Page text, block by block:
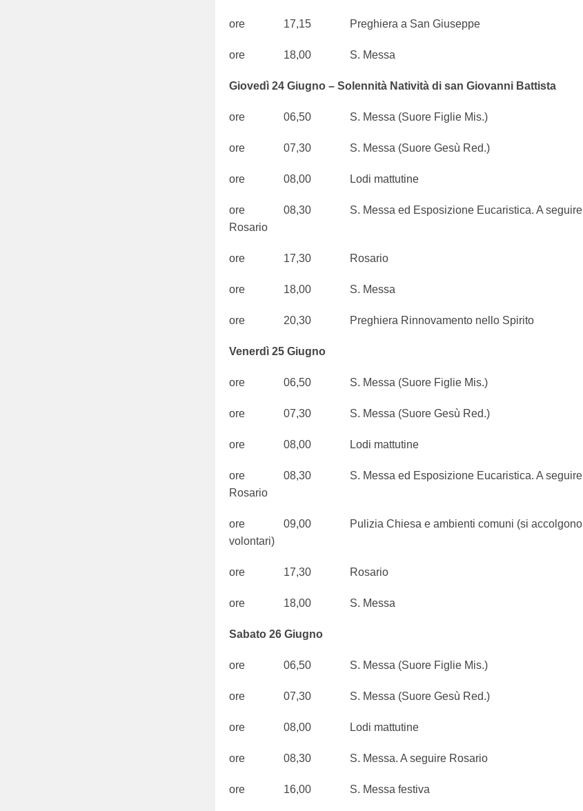
ore 17,15 Preghiera a San Giuseppe
ore 18,00 S. Messa
Giovedì 24 Giugno – Solennità Natività di san Giovanni Battista
ore 06,50 S. Messa (Suore Figlie Mis.)
ore 07,30 S. Messa (Suore Gesù Red.)
ore 08,00 Lodi mattutine
ore 08,30 S. Messa ed Esposizione Eucaristica. A seguire
Rosario
ore 17,30 Rosario
ore 18,00 S. Messa
ore 20,30 Preghiera Rinnovamento nello Spirito
Venerdì 25 Giugno
ore 06,50 S. Messa (Suore Figlie Mis.)
ore 07,30 S. Messa (Suore Gesù Red.)
ore 08,00 Lodi mattutine
ore 08,30 S. Messa ed Esposizione Eucaristica. A seguire
Rosario
ore 09,00 Pulizia Chiesa e ambienti comuni (si accolgono
volontari)
ore 17,30 Rosario
ore 18,00 S. Messa
Sabato 26 Giugno
ore 06,50 S. Messa (Suore Figlie Mis.)
ore 07,30 S. Messa (Suore Gesù Red.)
ore 08,00 Lodi mattutine
ore 08,30 S. Messa. A seguire Rosario
ore 16,00 S. Messa festiva